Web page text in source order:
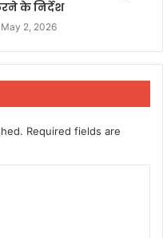
के निर्देश
May 2, 2026
Required fields are